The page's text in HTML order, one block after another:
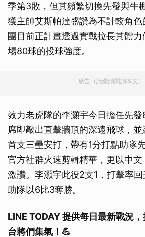
季第3敗，但其頻繁切換先發與牛
獲主帥艾斯帕達盛讚為不計較角
團目前正計畫透過實戰拉長其體
場80球的投球強度。
廣告（請繼續閱讀本文）
效力老虎隊的李灝宇今日擔任先
席即敲出直擊牆頂的深遠飛球，
首支三壘安打，帶有1分打點助隊
官方社群火速剪輯精華，更以中
激讚。李灝宇此役2支1，打擊率
助隊以6比3奪勝。
LINE TODAY 提供每日最新戰況
台將們集氣！💪